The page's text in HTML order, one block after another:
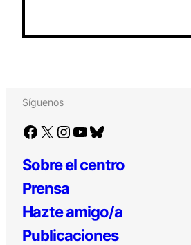
Síguenos
Facebook X Instagram YouTube Bluesky
Sobre el centro
Prensa
Hazte amigo/a
Publicaciones